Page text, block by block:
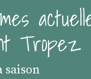
Tropez
saison